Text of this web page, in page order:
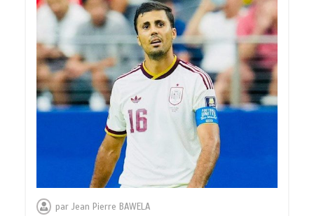
parJean Pierre BAWELA